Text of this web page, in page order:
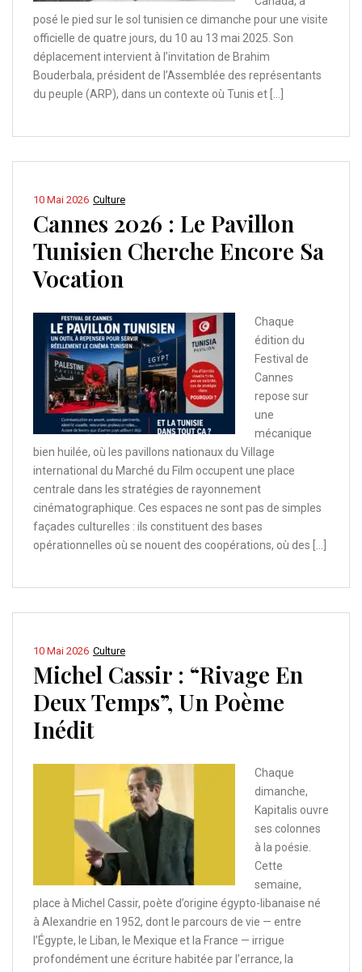
posé le pied sur le sol tunisien ce dimanche pour une visite
officielle de quatre jours, du 10 au 13 mai 2025. Son
déplacement intervient à l’invitation de Brahim
Bouderbala, président de l’Assemblée des représentants
du peuple (ARP), dans un contexte où Tunis et […]
Culture
10 Mai 2026
Cannes 2026 : Le Pavillon
Tunisien Cherche Encore Sa
Vocation
Chaque
édition du
Festival de
Cannes
repose sur
une
mécanique
bien huilée, où les pavillons nationaux du Village
international du Marché du Film occupent une place
centrale dans les stratégies de rayonnement
cinématographique. Ces espaces ne sont pas de simples
façades culturelles : ils constituent des bases
opérationnelles où se nouent des coopérations, où des […]
Culture
10 Mai 2026
Michel Cassir : “Rivage En
Deux Temps”, Un Poème
Inédit
Chaque
dimanche,
Kapitalis ouvre
ses colonnes
à la poésie.
Cette
semaine,
place à Michel Cassir, poète d’origine égypto-libanaise né
à Alexandrie en 1952, dont le parcours de vie — entre
l’Égypte, le Liban, le Mexique et la France — irrigue
profondément une écriture habitée par l’errance, la